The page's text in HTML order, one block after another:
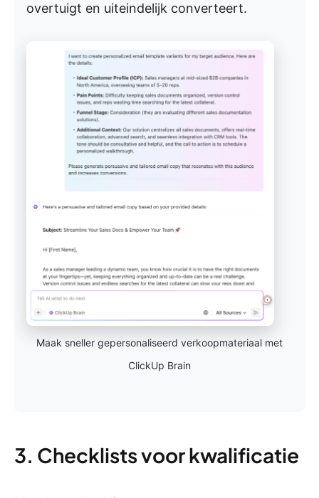
overtuigt en uiteindelijk converteert.
Maak sneller gepersonaliseerd verkoopmateriaal met
ClickUp Brain
3. Checklists voor kwalificatie